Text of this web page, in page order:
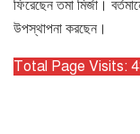
ফিরেছেন তমা মির্জা।
উপস্থাপনা করছেন।
Total Page Visits: